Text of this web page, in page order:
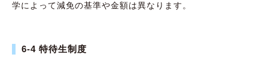
学によって減免の基準や金額は異なります。
6-4 特待生制度